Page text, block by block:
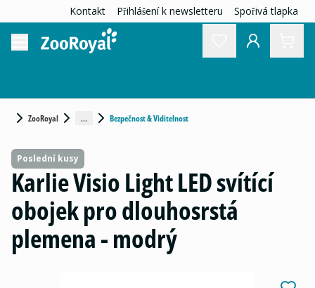
Kontakt Přihlášení k newsletteru Spořivá tlapka
ZooRoyal ... Bezpečnost & Viditelnost
Poslední kusy
Karlie Visio Light LED svítící
obojek pro dlouhosrstá
plemena - modrý